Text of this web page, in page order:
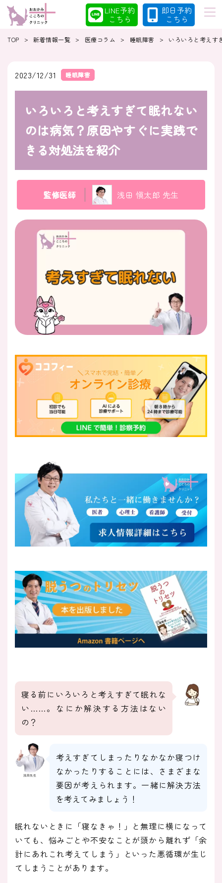
LINE予約
こちら
即日予約
こちら
初めての方へ
クリニック
医師紹介
採用情報
即日
FAX
03-5989-0618
営業時間：10:00〜22:00
TOP > 新着情報一覧 > 医療コラム > 睡眠障害 > いろいろと考えす
2023/12/31 睡眠障害
いろいろと考えすぎて眠れない
のは病気？原因やすぐに実践で
きる対処法を紹介
監修医師 浅田 愼太郎 先生
寝る前にいろいろと考えすぎて眠れな
い……。なにか解決する方法はない
の？
浅田先生
考えすぎてしまったりなかなか寝つけ
なかったりすることには、さまざまな
要因が考えられます。一緒に解決方法
を考えてみましょう！
眠れないときに「寝なきゃ！」と無理に横になって
いても、悩みごとや不安なことが頭から離れず「余
計にあれこれ考えてしまう」といった悪循環が生じ
てしまうことがあります。